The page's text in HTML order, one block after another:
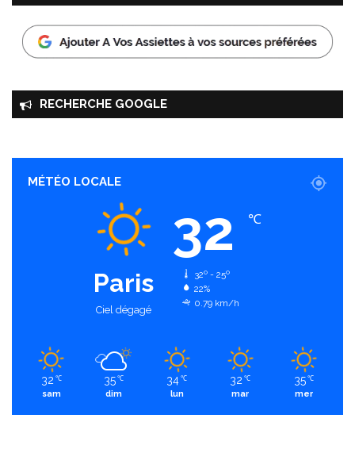
RECHERCHE GOOGLE
MÉTÉO LOCALE
Paris
Ciel dégagé
32 ℃
32º - 25º
22%
0.79 km/h
32 ℃
sam
35 ℃
dim
34 ℃
lun
32 ℃
mar
35 ℃
mer